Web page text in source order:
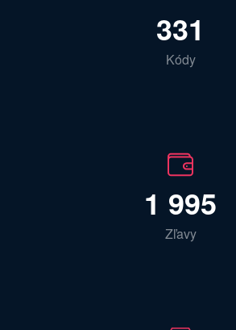
331
Kódy
1 995
Zľavy